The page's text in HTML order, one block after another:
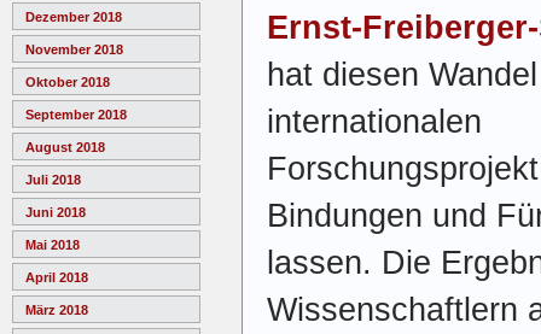
Dezember 2018
November 2018
Oktober 2018
September 2018
August 2018
Juli 2018
Juni 2018
Mai 2018
April 2018
März 2018
Ernst-
hat diesen
internationalen
Bindungen und
lassen. Die
Wissenschaftlern